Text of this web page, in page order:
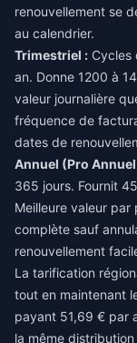
renouvellement se
au calendrier.
Trimestriel : Cycles
an. Donne 1200 à
valeur journalière
fréquence de
dates de
Annuel (Pro
365 jours. Fournit
Meilleure valeur par
complète sauf
renouvellement
La tarification
tout en maintenant
payant 51,69 € par
la même